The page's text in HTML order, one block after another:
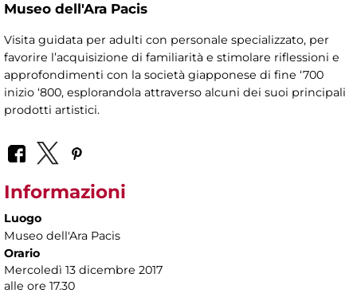
Museo dell'Ara Pacis
Visita guidata per adulti con personale specializzato, per
favorire l’acquisizione di familiarità e stimolare riflessioni e
approfondimenti con la società giapponese di fine ‘700
inizio ‘800, esplorandola attraverso alcuni dei suoi principali
prodotti artistici.
Informazioni
Luogo
Museo dell'Ara Pacis
Orario
Mercoledì 13 dicembre 2017
alle ore 17.30